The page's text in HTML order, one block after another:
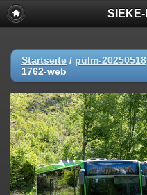
SIEKE-
Startseite / pülm-20250518
1762-web